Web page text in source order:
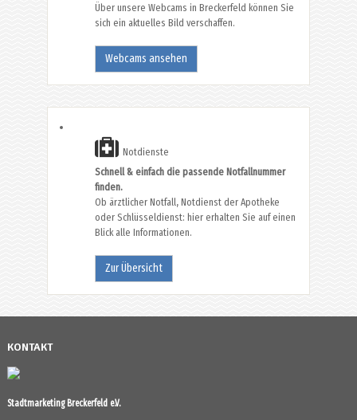
Über unsere Webcams in Breckerfeld können Sie
sich ein aktuelles Bild verschaffen.
Webcams ansehen
Notdienste
Schnell & einfach die passende Notfallnummer
finden.
Ob ärztlicher Notfall, Notdienst der Apotheke
oder Schlüsseldienst: hier erhalten Sie auf einen
Blick alle Informationen.
Zur Übersicht
KONTAKT
Stadtmarketing Breckerfeld e.V.